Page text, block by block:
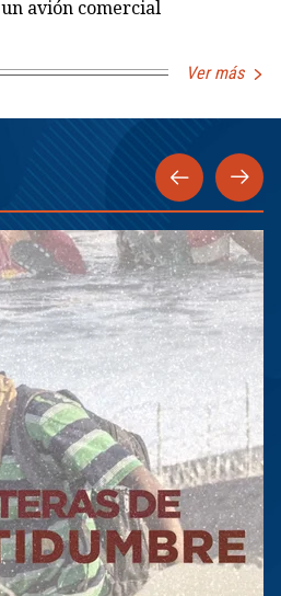
un avión comercial
Ver más